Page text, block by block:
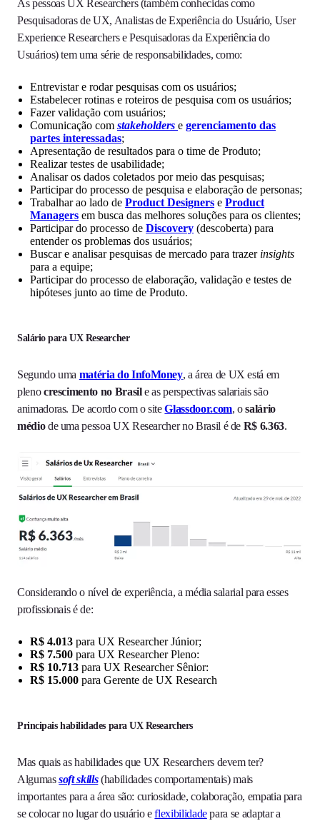
As pessoas UX Researchers (também conhecidas como
Pesquisadoras de UX, Analistas de Experiência do Usuário, User
Experience Researchers e Pesquisadoras da Experiência do
Usuários) tem uma série de responsabilidades, como:
Entrevistar e rodar pesquisas com os usuários;
Estabelecer rotinas e roteiros de pesquisa com os usuários;
Fazer validação com usuários;
Comunicação com stakeholders e gerenciamento das
partes interessadas;
Apresentação de resultados para o time de Produto;
Realizar testes de usabilidade;
Analisar os dados coletados por meio das pesquisas;
Participar do processo de pesquisa e elaboração de personas;
Trabalhar ao lado de Product Designers e Product
Managers em busca das melhores soluções para os clientes;
Participar do processo de Discovery (descoberta) para
entender os problemas dos usuários;
Buscar e analisar pesquisas de mercado para trazer insights
para a equipe;
Participar do processo de elaboração, validação e testes de
hipóteses junto ao time de Produto.
Salário para UX Researcher
Segundo uma matéria do InfoMoney, a área de UX está em
plenocrescimento no Brasile as perspectivas salariais são
animadoras. De acordo com o siteGlassdoor.com, osalário
médiode uma pessoa UX Researcher no Brasil é de R$ 6.363.
Considerando o nível de experiência, a média salarial para esses
profissionais é de:
R$ 4.013 para UX Researcher Júnior;
R$ 7.500 para UX Researcher Pleno:
R$ 10.713 para UX Researcher Sênior:
R$ 15.000 para Gerente de UX Research
Principais habilidades para UX Researchers
Mas quais as habilidades que UX Researchers devem ter?
Algumassoft skills (habilidades comportamentais) mais
importantes para a área são: curiosidade, colaboração, empatia para
se colocar no lugar do usuário eflexibilidadepara se adaptar a